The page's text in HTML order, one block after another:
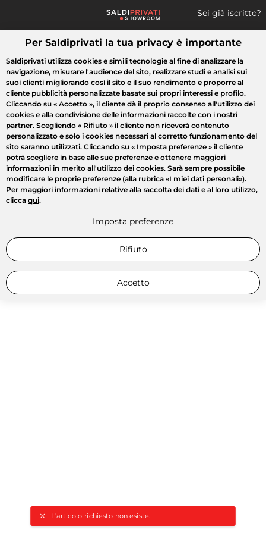
Sei già iscritto?
Cosa cerchi?
L'articolo richiesto non esiste.
Tutte le vendite Moda Casa Bellezza Elettrodomestici
Per Saldiprivati la tua privacy è importante
Saldiprivati utilizza cookies e simili tecnologie al fine di analizzare la
navigazione, misurare l'audience del sito, realizzare studi e analisi sui
suoi clienti migliorando così il sito e il suo rendimento e proporre al
cliente pubblicità personalizzate basate sui propri interessi e profilo.
Cliccando su « Accetto », il cliente dà il proprio consenso all'utilizzo dei
cookies e alla condivisione delle informazioni raccolte con i nostri
partner. Scegliendo « Rifiuto » il cliente non riceverà contenuto
personalizzato e solo i cookies necessari al corretto funzionamento del
sito saranno utilizzati. Cliccando su « Imposta preferenze » il cliente
potrà scegliere in base alle sue preferenze e ottenere maggiori
informazioni in merito all'utilizzo dei cookies. Sarà sempre possibile
modificare le proprie preferenze (alla rubrica «I miei dati personali»).
Per maggiori informazioni relative alla raccolta dei dati e al loro utilizzo,
clicca qui.
Imposta preferenze
Rifiuto
Accetto